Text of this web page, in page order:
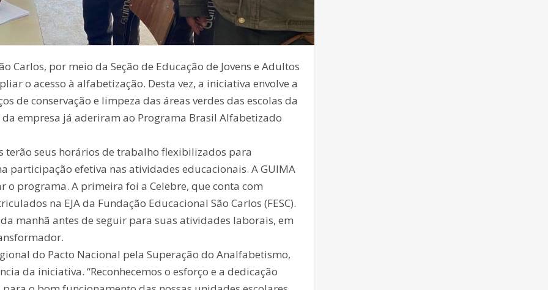
Carlos, por meio da Seção de Educação de Jovens e Adultos
o acesso à alfabetização. Desta vez, a iniciativa envolve a
de conservação e limpeza das áreas verdes das escolas da
empresa já aderiram ao Programa Brasil Alfabetizado
terão seus horários de trabalho flexibilizados para
participação efetiva nas atividades educacionais. A GUIMA
o programa. A primeira foi a Celebre, que conta com
na EJA da Fundação Educacional São Carlos (FESC).
manhã antes de seguir para suas atividades laborais, em
do Pacto Nacional pela Superação do Analfabetismo,
da iniciativa. “Reconhecemos o esforço e a dedicação